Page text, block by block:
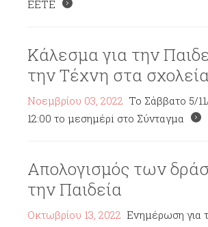
ΕΕΤΕ
Κάλεσμα για την
την Τέχνη στα σχολεία
Νοεμβρίου 03, 2022 To Σάββατο 5/
12:00 το μεσημέρi στο Σύνταγμα
Απολογισμός των
την Παιδεία
Οκτωβρίου 13, 2022 Ενημέρωση για